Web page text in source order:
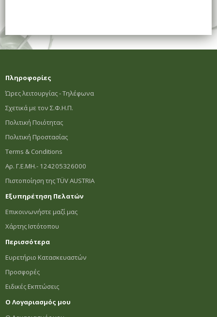
Πληροφορίες
Ώρες λειτουργίας - Τηλέφωνα
Σχετικά με τον Σ.Φ.Η.Π.
Πολιτική Ποιότητας
Πολιτική Προστασίας
Terms & Conditions
Αρ. Γ.Ε.ΜΗ.- 124205326000
Πιστοποίηση της TÜV AUSTRIA
Εξυπηρέτηση Πελατών
Επικοινωνήστε μαζί μας
Χάρτης Ιστότοπου
Περισσότερα
Ευρετήριο Κατασκευαστών
Προσφορές
Ειδικές Εκπτώσεις
Ο Λογαριασμός μου